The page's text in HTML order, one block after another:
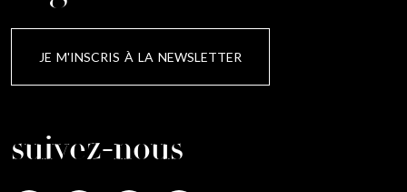
JE M'INSCRIS À LA NEWSLETTER
suivez-nous